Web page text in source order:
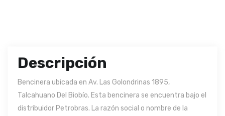
Descripción
Bencinera ubicada en Av. Las Golondrinas 1895,
Talcahuano Del Biobío. Esta bencinera se encuentra bajo el
distribuidor Petrobras. La razón social o nombre de la